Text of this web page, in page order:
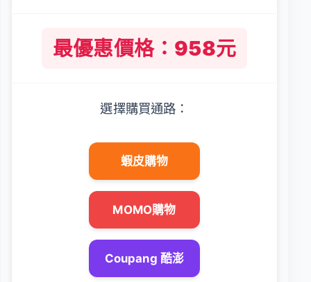
最優惠價格：958元
選擇購買通路：
蝦皮購物
MOMO購物
Coupang 酷澎